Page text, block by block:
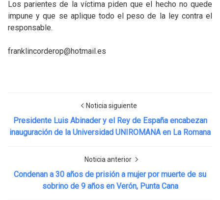
Los parientes de la víctima piden que el hecho no quede
impune y que se aplique todo el peso de la ley contra el
responsable.
franklincorderop@hotmail.es
Noticia siguiente
Presidente Luis Abinader y el Rey de España encabezan
inauguración de la Universidad UNIROMANA en La Romana
Noticia anterior
Condenan a 30 años de prisión a mujer por muerte de su
sobrino de 9 años en Verón, Punta Cana